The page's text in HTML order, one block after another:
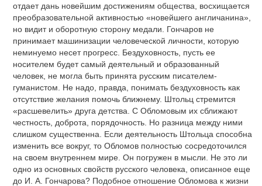
отдает дань новейшим достижениям общества, восхищается
преобразовательной активностью «новейшего англичанина»,
но видит и оборотную сторону медали. Гончаров не
принимает машинизации человеческой личности, которую
неминуемо несет прогресс. Бездуховность, пусть ее
носителем будет самый деятельный и образованный
человек, не могла быть принята русским писателем-
гуманистом. Не надо, правда, понимать бездуховность как
отсутствие желания помочь ближнему. Штольц стремится
«расшевелить» друга детства. С Обломовым их сближают
честность, доброта, порядочность. Но разница между ними
слишком существенна. Если деятельность Штольца способна
изменить все вокруг, то Обломов полностью сосредоточился
на своем внутреннем мире. Он погружен в мысли. Не это ли
одно из основных свойств русского человека, описанное еще
до И. А. Гончарова? Подобное отношение Обломова к жизни